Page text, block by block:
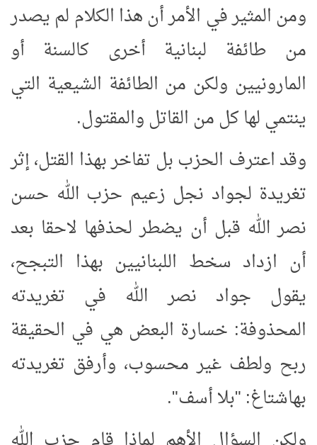
ومن المثير في الأمر أن هذا الكلام لم يصدر
من طائفة لبنانية أخرى كالسنة أو
المارونيين ولكن من الطائفة الشيعية التي
ينتمي لها كل من القاتل والمقتول.
وقد اعترف الحزب بل تفاخر بهذا القتل، إثر
تغريدة لجواد نجل زعيم حزب الله حسن
نصر الله قبل أن يضطر لحذفها لاحقا بعد
أن ازداد سخط اللبنانيين بهذا التبجح،
يقول جواد نصر الله في تغريدته
المحذوفة: خسارة البعض هي في الحقيقة
ربح ولطف غير محسوب، وأرفق تغريدته
بهاشتاغ: "بلا أسف".